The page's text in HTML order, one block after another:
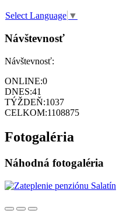
Select Language ▼
Návštevnosť
Návštevnosť:
ONLINE:0
DNES:41
TÝŽDEŇ:1037
CELKOM:1108875
Fotogaléria
Náhodná fotogaléria